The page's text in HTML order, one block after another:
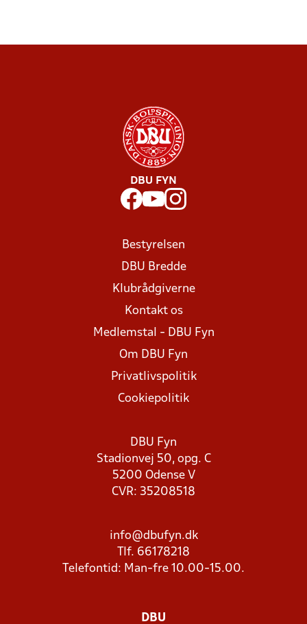
DBU FYN
Bestyrelsen
DBU Bredde
Klubrådgiverne
Kontakt os
Medlemstal - DBU Fyn
Om DBU Fyn
Privatlivspolitik
Cookiepolitik
DBU Fyn
Stadionvej 50, opg. C
5200 Odense V
CVR: 35208518
info@dbufyn.dk
Tlf. 66178218
Telefontid: Man-fre 10.00-15.00.
DBU